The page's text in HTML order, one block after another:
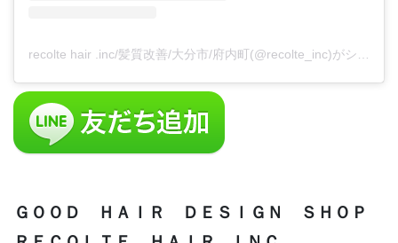
ＧＯＯＤ ＨＡＩＲ ＤＥＳＩＧＮ ＳＨＯＰ